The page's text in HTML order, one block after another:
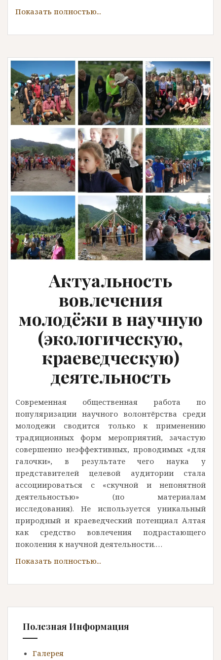
Актуальность
вовлечения
молодёжи в научную
(экологическую,
краеведческую)
деятельность
Современная общественная работа по
популяризации научного волонтёрства среди
молодежи сводится только к применению
традиционных форм мероприятий, зачастую
совершенно неэффективных, проводимых «для
галочки», в результате чего наука у
представителей целевой аудитории стала
ассоциироваться с «скучной и непонятной
деятельностью» (по материалам
исследования). Не используется уникальный
природный и краеведческий потенциал Алтая
как средство вовлечения подрастающего
поколения к научной деятельности.…
Полезная Информация
Галерея